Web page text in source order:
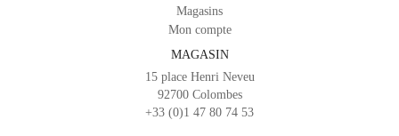
Magasins
Mon compte
MAGASIN
15 place Henri Neveu
92700 Colombes
+33 (0)1 47 80 74 53